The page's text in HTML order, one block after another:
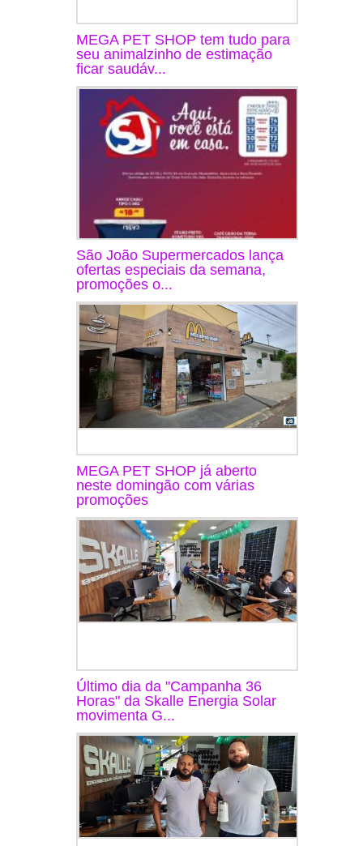
MEGA PET SHOP tem tudo para
seu animalzinho de estimação
ficar saudáv...
São João Supermercados lança
ofertas especiais da semana,
promoções o...
MEGA PET SHOP já aberto
neste domingão com várias
promoções
Último dia da "Campanha 36
Horas" da Skalle Energia Solar
movimenta G...